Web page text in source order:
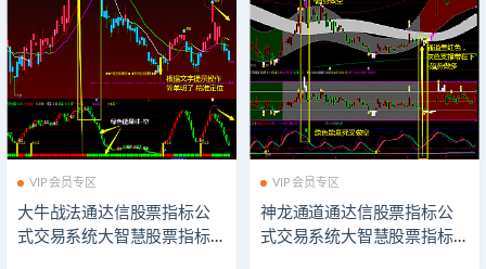
VIP会员专区
大牛战法通达信股票指标公
式交易系统大智慧股票指标
VIP会员专区
神龙通道通达信股票指标公
式交易系统大智慧股票指标